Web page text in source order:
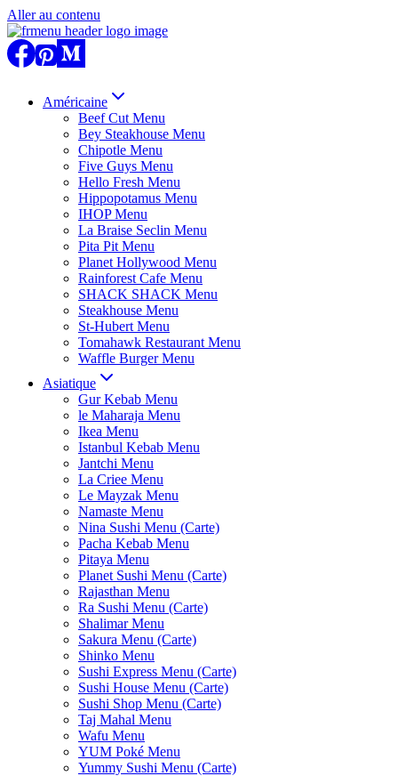
Aller au contenu
Américaine
Beef Cut Menu
Bey Steakhouse Menu
Chipotle Menu
Five Guys Menu
Hello Fresh Menu
Hippopotamus Menu
IHOP Menu
La Braise Seclin Menu
Pita Pit Menu
Planet Hollywood Menu
Rainforest Cafe Menu
SHACK SHACK Menu
Steakhouse Menu
St-Hubert Menu
Tomahawk Restaurant Menu
Waffle Burger Menu
Asiatique
Gur Kebab Menu
le Maharaja Menu
Ikea Menu
Istanbul Kebab Menu
Jantchi Menu
La Criee Menu
Le Mayzak Menu
Namaste Menu
Nina Sushi Menu (Carte)
Pacha Kebab Menu
Pitaya Menu
Planet Sushi Menu (Carte)
Rajasthan Menu
Ra Sushi Menu (Carte)
Shalimar Menu
Sakura Menu (Carte)
Shinko Menu
Sushi Express Menu (Carte)
Sushi House Menu (Carte)
Sushi Shop Menu (Carte)
Taj Mahal Menu
Wafu Menu
YUM Poké Menu
Yummy Sushi Menu (Carte)